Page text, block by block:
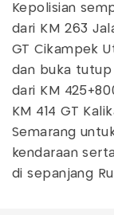
Kepolisian
dari KM 263
GT Cikampek
dan buka tutup
dari KM
KM 414 GT
Semarang
kendaraan
di sepanjang